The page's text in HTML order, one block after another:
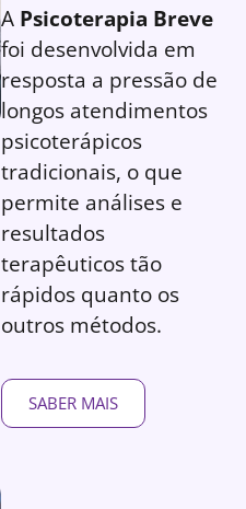
A Psicoterapia Breve
foi desenvolvida em
resposta a pressão de
longos atendimentos
psicoterápicos
tradicionais, o que
permite análises e
resultados
terapêuticos tão
rápidos quanto os
outros métodos.
SABER MAIS